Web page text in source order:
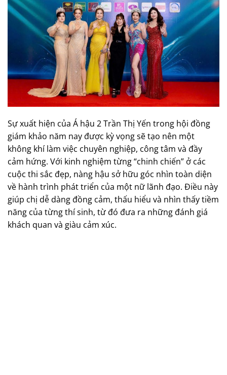
Sự xuất hiện của Á hậu 2 Trần Thị Yến trong hội đồng
giám khảo năm nay được kỳ vọng sẽ tạo nên một
không khí làm việc chuyên nghiệp, công tâm và đầy
cảm hứng. Với kinh nghiệm từng “chinh chiến” ở các
cuộc thi sắc đẹp, nàng hậu sở hữu góc nhìn toàn diện
về hành trình phát triển của một nữ lãnh đạo. Điều này
giúp chị dễ dàng đồng cảm, thấu hiểu và nhìn thấy tiềm
năng của từng thí sinh, từ đó đưa ra những đánh giá
khách quan và giàu cảm xúc.